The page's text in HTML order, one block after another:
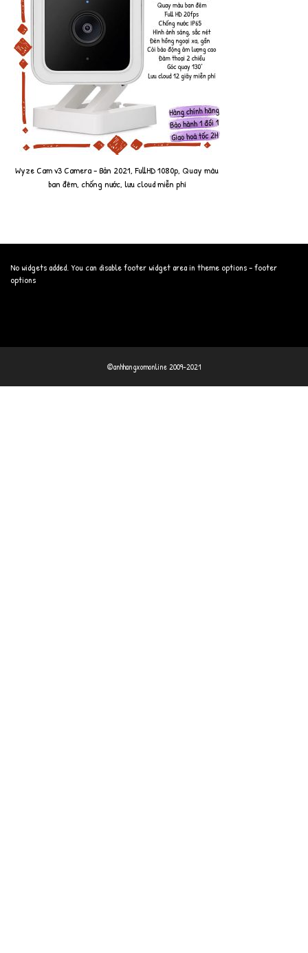
Wyze Cam v3 Camera - Bản 2021, FullHD 1080p, Quay màu
ban đêm, chống nước, lưu cloud miễn phí
No widgets added. You can disable footer widget area in theme options - footer
options
©anhhangxomonline 2009-2021